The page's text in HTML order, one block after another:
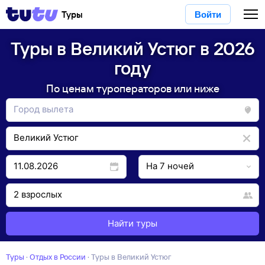
Туры Войти
Туры в Великий Устюг в 2026
году
По ценам туроператоров или ниже
Найти туры
Туры · Отдых в России · Туры в Великий Устюг